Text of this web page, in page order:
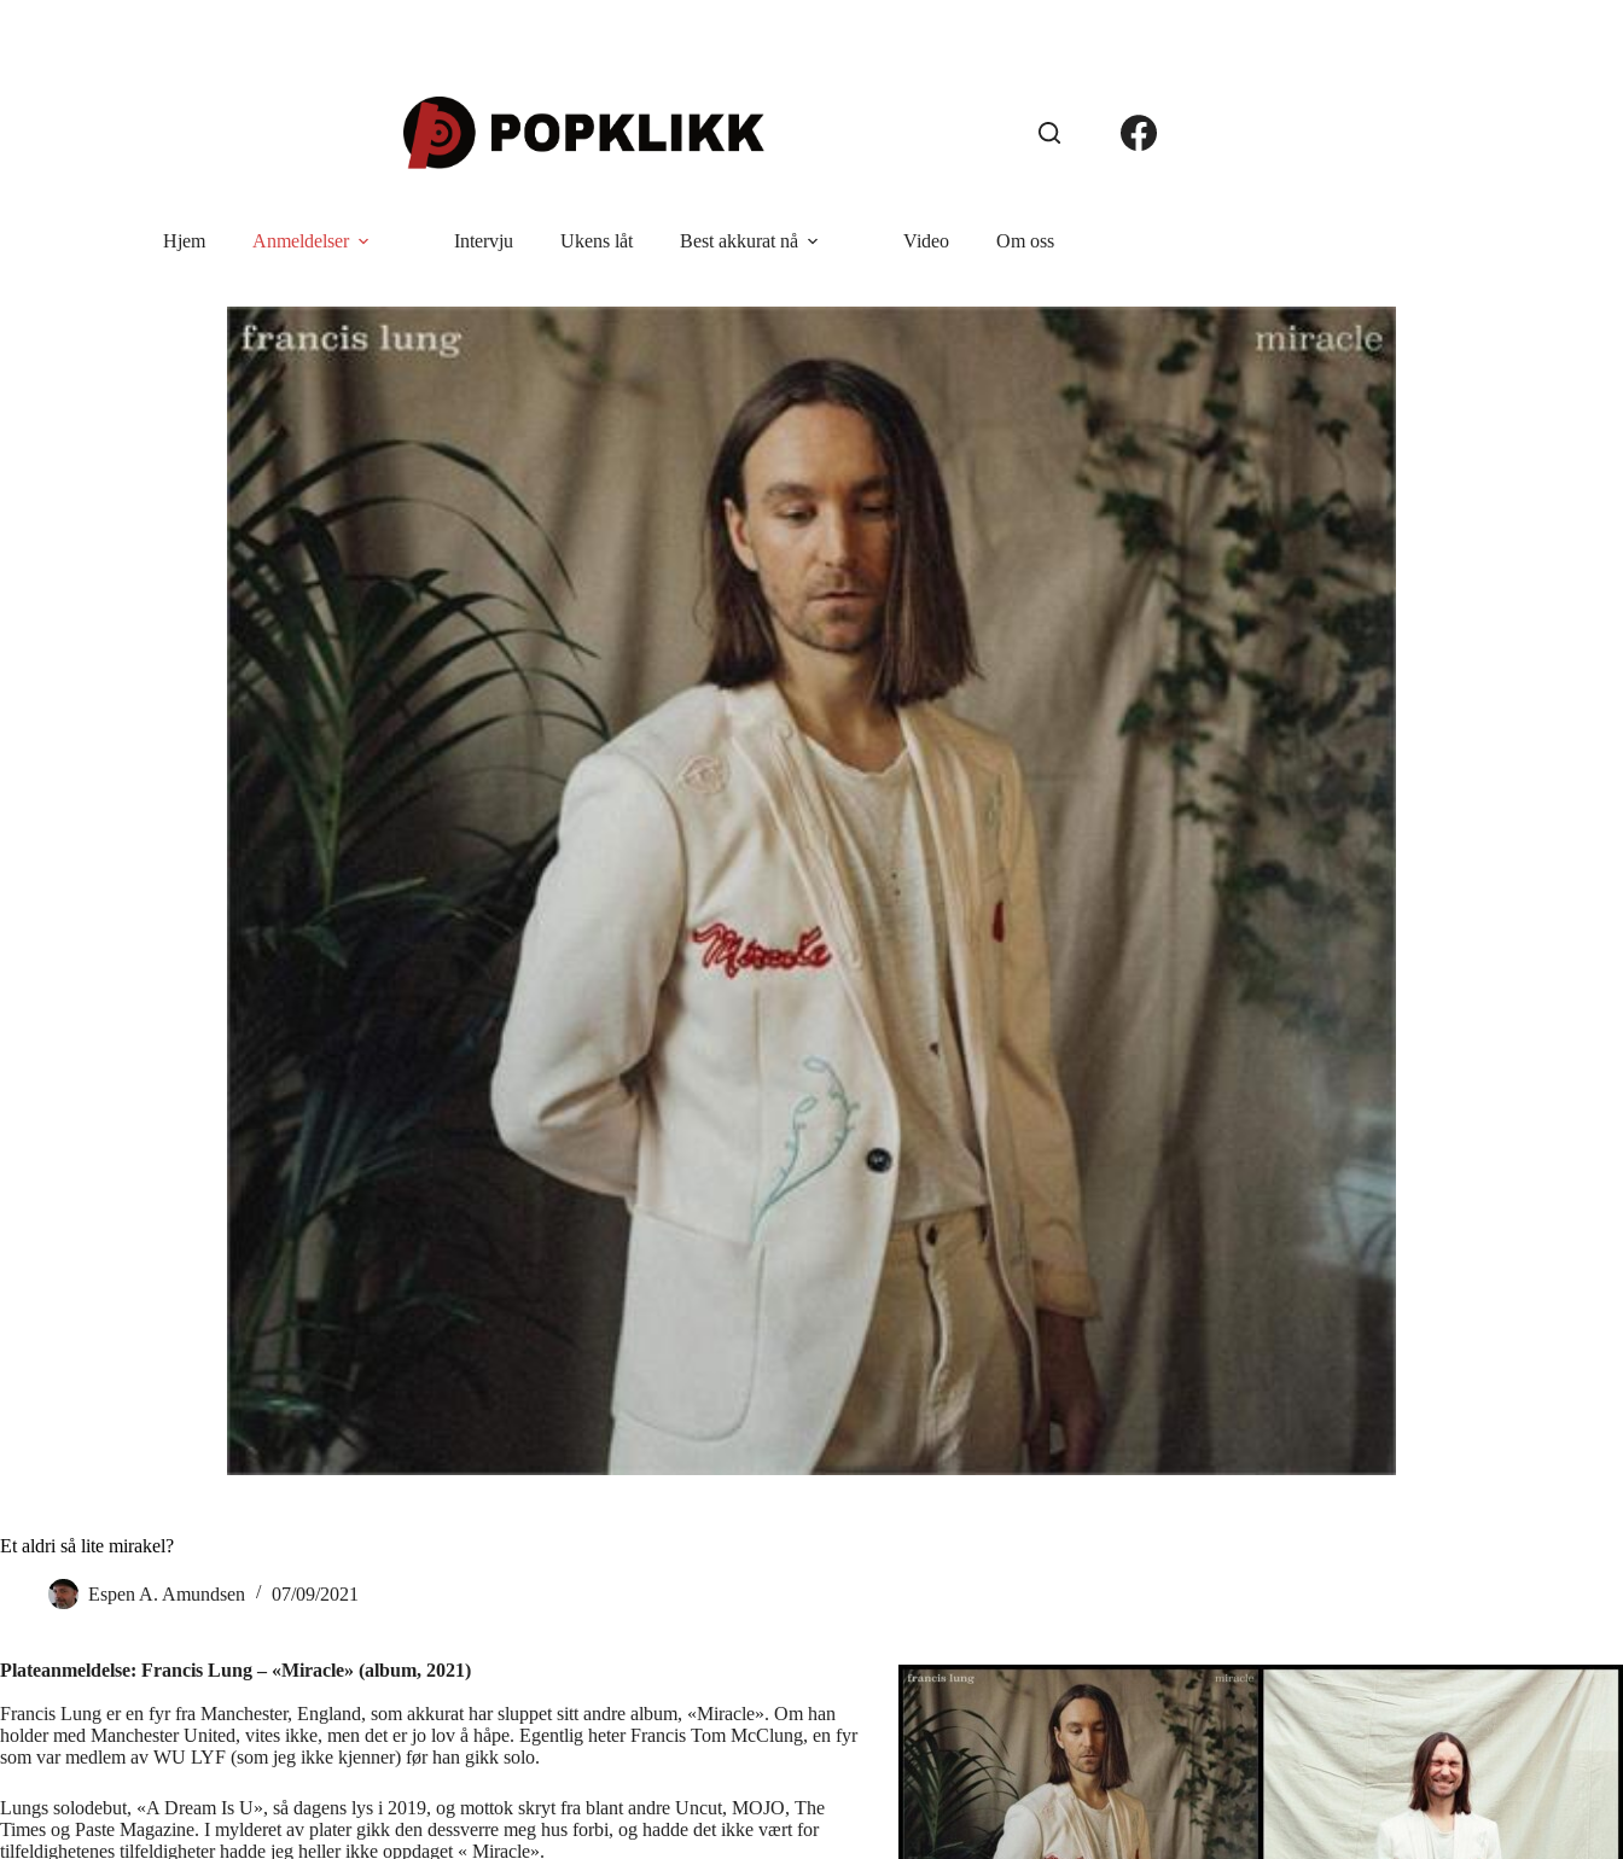
Hjem Anmeldelser Intervju Ukens låt Best akkurat nå Video Om oss
Et aldri så lite mirakel?
Espen A. Amundsen 07/09/2021
Plateanmeldelse: Francis Lung – «Miracle» (album, 2021)
Francis Lung er en fyr fra Manchester, England, som akkurat har sluppet sitt andre album, «Miracle». Om han
holder med Manchester United, vites ikke, men det er jo lov å håpe. Egentlig heter Francis Tom McClung, en fyr
som var medlem av WU LYF (som jeg ikke kjenner) før han gikk solo.
Lungs solodebut, «A Dream Is U», så dagens lys i 2019, og mottok skryt fra blant andre Uncut, MOJO, The
Times og Paste Magazine. I mylderet av plater gikk den dessverre meg hus forbi, og hadde det ikke vært for
tilfeldighetenes tilfeldigheter hadde jeg heller ikke oppdaget « Miracle».